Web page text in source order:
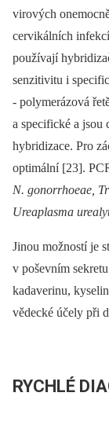
virových
cervikálních
používají
senzitivitu i
-⁠ polymerázová
a specifické a
hybridizace. Pro
optimální [23].
N. gonorrhoeae,
Ureaplasma
Jinou možností je
v poševním
kadaverinu,
vědecké účely při
RYCHLÉ